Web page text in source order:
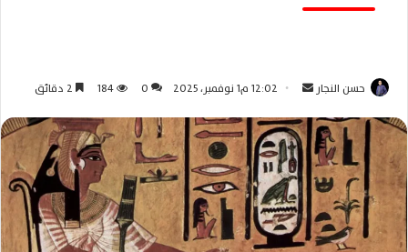
حسن النجار
س
ل
ب
ر
ي
د
12:02 م1 نوفمبر، 2025 0
184